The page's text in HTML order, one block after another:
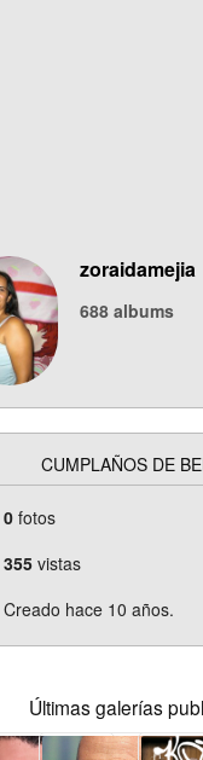
zoraidamejia
688 albums
CUMPLAÑOS DE
0 fotos
355 vistas
Creado hace 10 años.
Últimas galerías